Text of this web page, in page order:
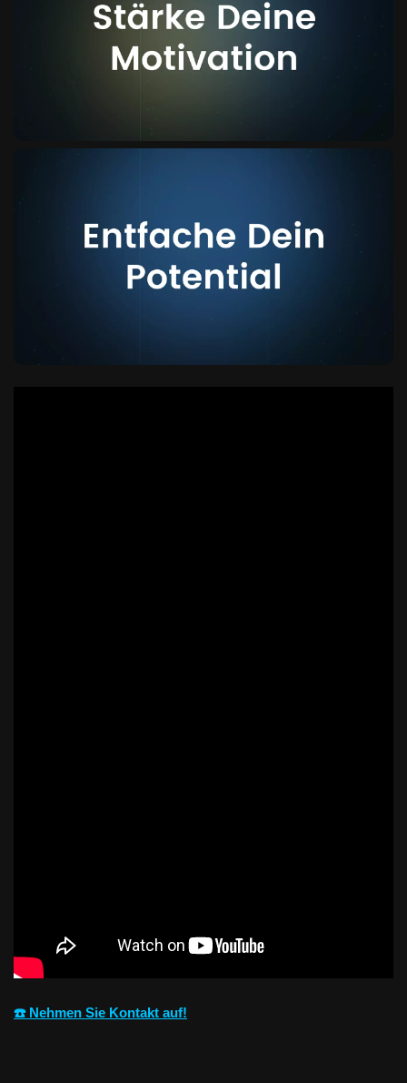
☎️ Nehmen Sie Kontakt auf!